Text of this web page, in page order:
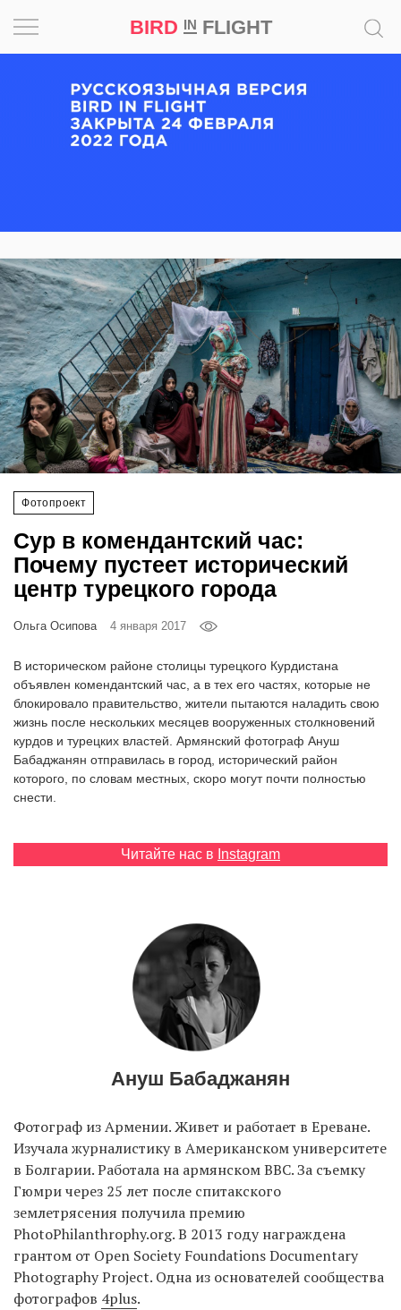
BIRD INFLIGHT
EN
UA
Фотопроект
Сур в комендантский час:
Почему пустеет исторический
центр турецкого города
Ольга Осипова 4 января 2017
В историческом районе столицы турецкого Курдистана
объявлен комендантский час, а в тех его частях, которые не
блокировало правительство, жители пытаются наладить свою
жизнь после нескольких месяцев вооруженных столкновений
курдов и турецких властей. Армянский фотограф Ануш
Бабаджанян отправилась в город, исторический район
которого, по словам местных, скоро могут почти полностью
снести.
Читайте нас в Instagram
Ануш Бабаджанян
Фотограф из Армении. Живет и работает в Ереване.
Изучала журналистику в Американском университете
в Болгарии. Работала на армянском BBC. За съемку
Гюмри через 25 лет после спитакского
землетрясения получила премию
PhotoPhilanthrophy.org. В 2013 году награждена
грантом от Open Society Foundations Documentary
Photography Project. Одна из основателей сообщества
фотографов 4plus.